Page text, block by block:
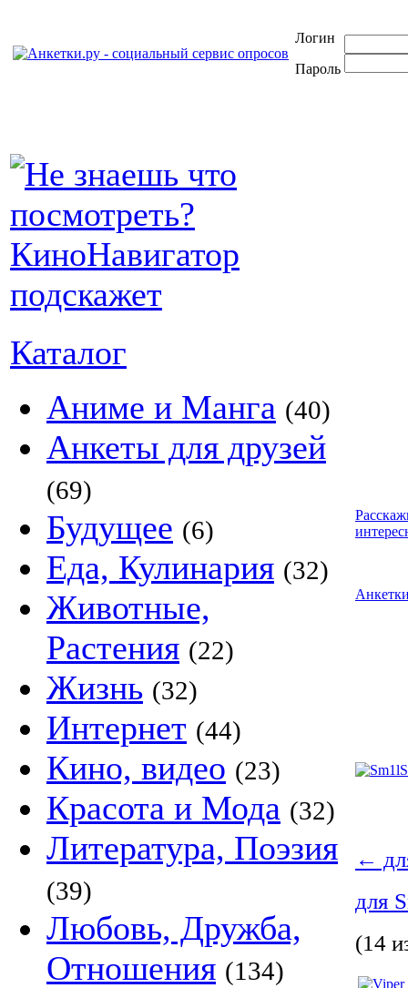
Логин
Пароль
Каталог
Аниме и Манга (40)
Анкеты для друзей
(69)
Будущее (6)
Еда, Кулинария (32)
Животные,
Растения (22)
Жизнь (32)
Интернет (44)
Кино, видео (23)
Красота и Мода (32)
Литература, Поэзия
(39)
Любовь, Дружба,
Отношения (134)
←
для
(14